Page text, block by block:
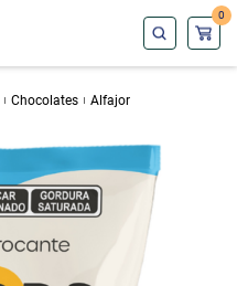
0
Chocolates Alfajor